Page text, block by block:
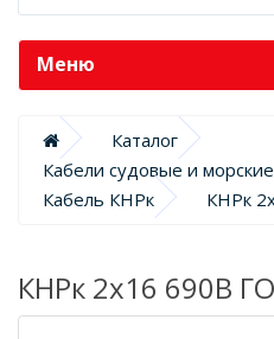
Меню
Каталог
Кабели судовые и
Кабель КНРк
КНРк
КНРк 2х16 690В